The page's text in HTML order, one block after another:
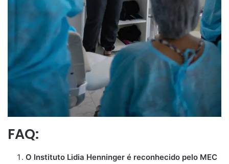
FAQ:
O Instituto Lidia Henninger é reconhecido pelo MEC